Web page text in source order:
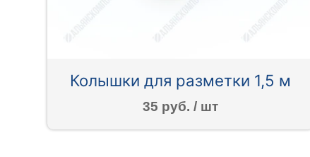
Колышки для разметки 1,5 м
35 руб. / шт